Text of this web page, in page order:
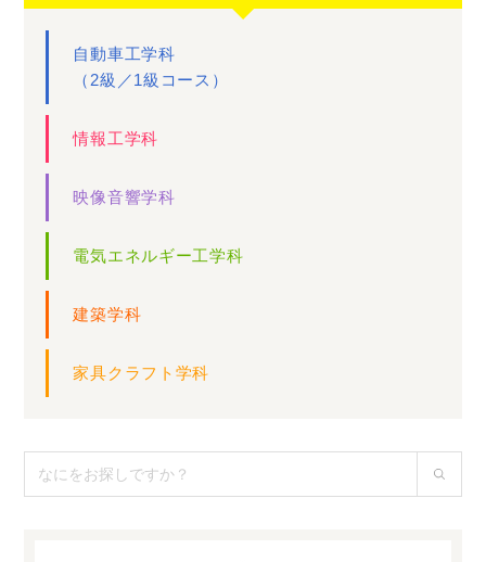
自動車工学科
（2級／1級コース）
情報工学科
映像音響学科
電気エネルギー工学科
建築学科
家具クラフト学科